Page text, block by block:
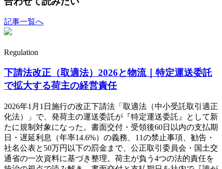
記事一覧へ
Regulation
下請法改正（取適法）2026と物流｜特定運送委託
で拡大する荷主の経営責任
2026年1月1日施行の改正下請法「取適法（中小受託取引適正
化法）」で、発荷主の運送委託が『特定運送委託』として新
たに規制対象になった。書面交付・受領後60日以内の支払期
日・遅延利息（年率14.6%）の義務、11の禁止事項、勧告・
社名公表と50万円以下の罰金まで、公正取引委員会・国土交
通省の一次資料に基づき整理。荷主が負う4つの法的責任を